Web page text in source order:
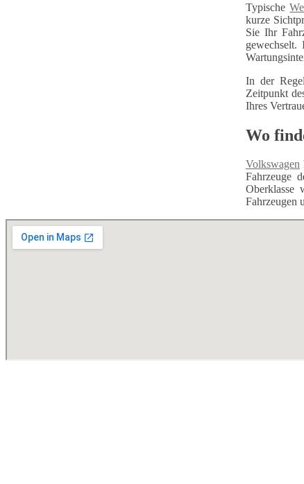
Typische
kurze
Sie Ihr
In der
Zeitpunkt
Ihres
Wo
Volkswagen
Fahrzeuge
Oberklasse
Fahrzeugen